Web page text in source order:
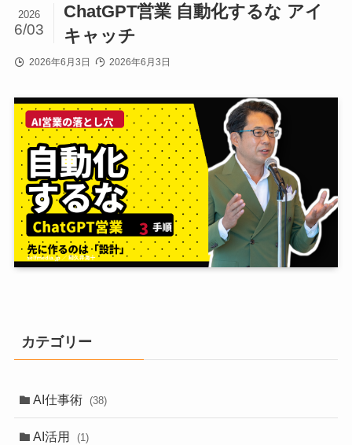
ChatGPT営業 自動化するな アイ
キャッチ
2026
6/03
2026年6月3日 2026年6月3日
カテゴリー
AI仕事術 (38)
AI活用 (1)